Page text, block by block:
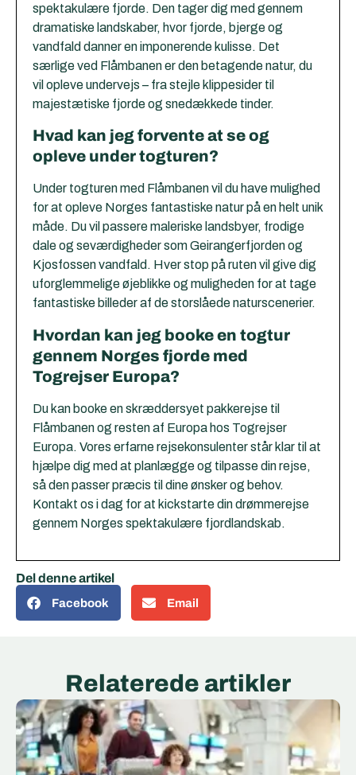
spektakulære fjorde. Den tager dig med gennem
dramatiske landskaber, hvor fjorde, bjerge og
vandfald danner en imponerende kulisse. Det
særlige ved Flåmbanen er den betagende natur, du
vil opleve undervejs – fra stejle klippesider til
majestætiske fjorde og snedækkede tinder.
Hvad kan jeg forvente at se og
opleve under togturen?
Under togturen med Flåmbanen vil du have mulighed
for at opleve Norges fantastiske natur på en helt unik
måde. Du vil passere maleriske landsbyer, frodige
dale og seværdigheder som Geirangerfjorden og
Kjosfossen vandfald. Hver stop på ruten vil give dig
uforglemmelige øjeblikke og muligheden for at tage
fantastiske billeder af de storslåede naturscenerier.
Hvordan kan jeg booke en togtur
gennem Norges fjorde med
Togrejser Europa?
Du kan booke en skræddersyet pakkerejse til
Flåmbanen og resten af Europa hos Togrejser
Europa. Vores erfarne rejsekonsulenter står klar til at
hjælpe dig med at planlægge og tilpasse din rejse,
så den passer præcis til dine ønsker og behov.
Kontakt os i dag for at kickstarte din drømmerejse
gennem Norges spektakulære fjordlandskab.
Del denne artikel
Facebook Email
Relaterede artikler